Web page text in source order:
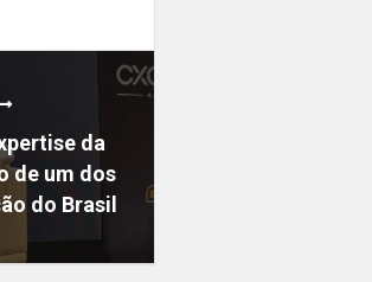
da
de um dos
do Brasil